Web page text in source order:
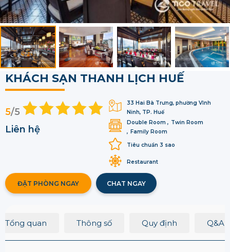
KHÁCH SẠN THANH LỊCH HUẾ
33 Hai Bà Trưng, phường Vĩnh
Ninh, TP. Huế
Double Room
Twin Room
Family Room
Tiêu chuẩn 3 sao
Restaurant
5/5
Liên hệ
ĐẶT PHÒNG NGAY CHAT NGAY
Tổng quan Thông số Quy định Q&A